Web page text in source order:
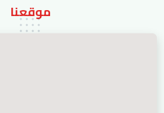
موقعنا